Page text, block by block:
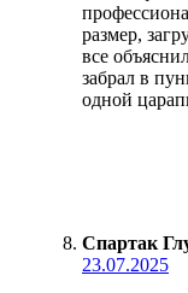
размер,
все
забрал в
одной
Спартак
23.07.2025